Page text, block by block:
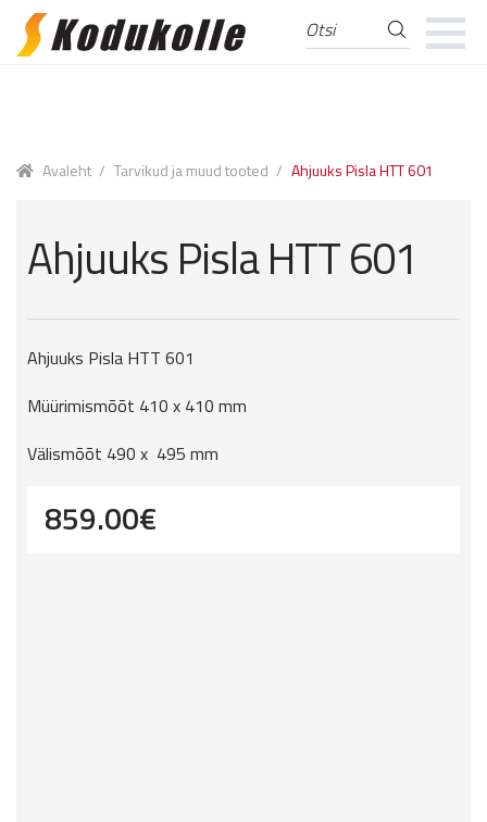
Skip
Skip
Otsi:
Avaleht / Tarvikud ja muud tooted / Ahjuuks Pisla HTT 601
Ahjuuks Pisla HTT 601
Ahjuuks Pisla HTT 601
Müürimismõõt 410 x 410 mm
Välismõõt 490 x 495 mm
859.00€